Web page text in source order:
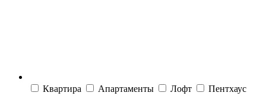
Квартира Апартаменты Лофт Пентхаус